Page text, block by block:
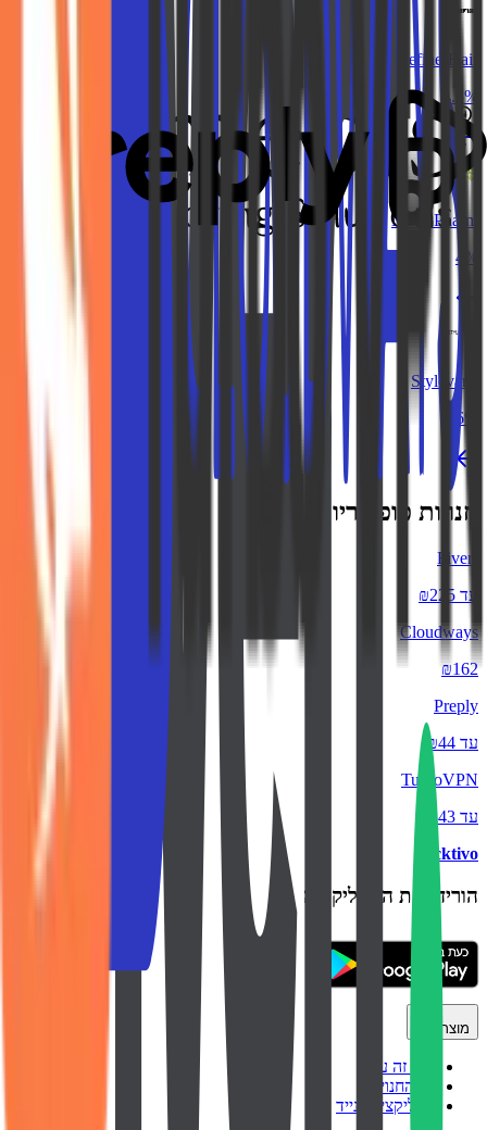
Redefine-Hair
4.5%
MDS Pharm
4%
Stylevana
3.6%
חנויות פופולריות
Fiverr
עד ₪225
Cloudways
₪162
Preply
עד ₪44
TurboVPN
עד ₪43
backtivo
הורידו את האפליקציה
מוצר
איך זה עובד
כל החנויות
אפליקציה לנייד